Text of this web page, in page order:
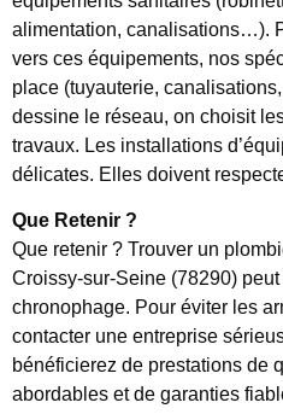
alimentation, canalisations…).
vers ces équipements, nos
place (tuyauterie,
dessine le réseau, on choisit
travaux. Les installations
délicates. Elles doivent
Que Retenir ?
Que retenir ? Trouver un
Croissy-sur-Seine (78290)
chronophage. Pour éviter les
contacter une entreprise
bénéficierez de prestations de
abordables et de garanties